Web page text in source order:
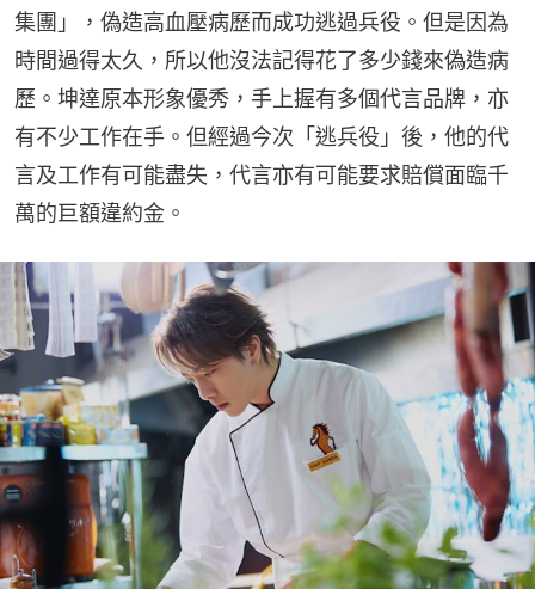
集團」，偽造高血壓病歷而成功逃過兵役。但是因為
時間過得太久，所以他沒法記得花了多少錢來偽造病
歷。坤達原本形象優秀，手上握有多個代言品牌，亦
有不少工作在手。但經過今次「逃兵役」後，他的代
言及工作有可能盡失，代言亦有可能要求賠償面臨千
萬的巨額違約金。